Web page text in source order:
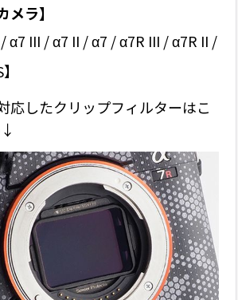
メラ】
α7 III / α7 II / α7 / α7R III / α7R II /
応したクリップフィルターはこ